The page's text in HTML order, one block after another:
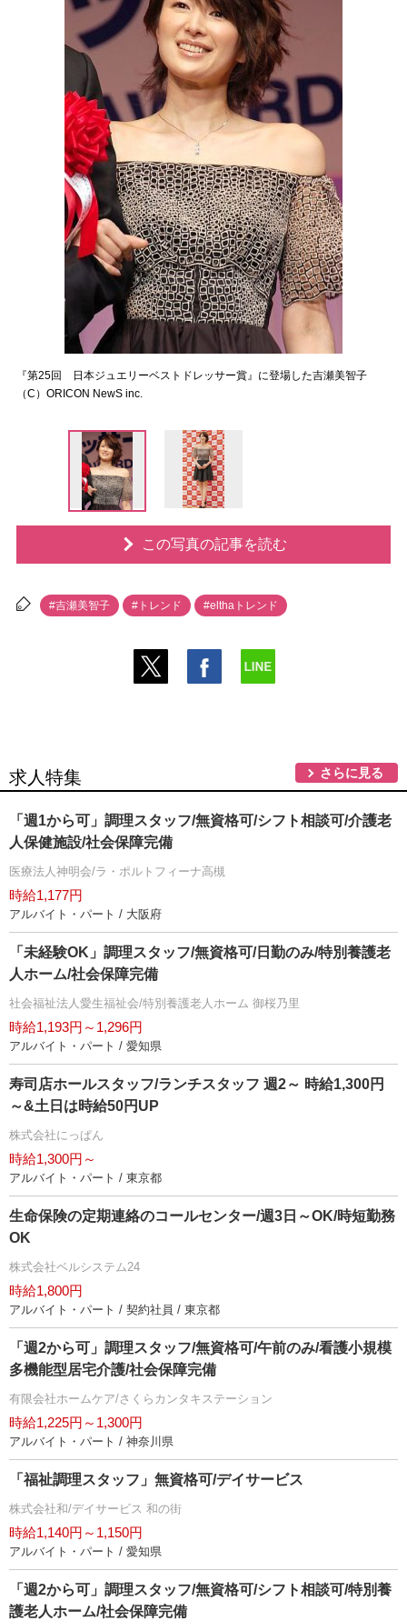
『第25回 日本ジュエリーベストドレッサー賞』に登場した吉瀬美智子
（C）ORICON NewS inc.
この写真の記事を読む
#吉瀬美智子 #トレンド #elthaトレンド
求人特集 さらに見る
「週1から可」調理スタッフ/無資格可/シフト相談可/介護老
人保健施設/社会保障完備
医療法人神明会/ラ・ポルトフィーナ高槻
時給1,177円
アルバイト・パート / 大阪府
「未経験OK」調理スタッフ/無資格可/日勤のみ/特別養護老
人ホーム/社会保障完備
社会福祉法人愛生福祉会/特別養護老人ホーム 御桜乃里
時給1,193円～1,296円
アルバイト・パート / 愛知県
寿司店ホールスタッフ/ランチスタッフ 週2～ 時給1,300円
～&土日は時給50円UP
株式会社にっぱん
時給1,300円～
アルバイト・パート / 東京都
生命保険の定期連絡のコールセンター/週3日～OK/時短勤務
OK
株式会社ベルシステム24
時給1,800円
アルバイト・パート / 契約社員 / 東京都
「週2から可」調理スタッフ/無資格可/午前のみ/看護小規模
多機能型居宅介護/社会保障完備
有限会社ホームケア/さくらカンタキステーション
時給1,225円～1,300円
アルバイト・パート / 神奈川県
「福祉調理スタッフ」無資格可/デイサービス
株式会社和/デイサービス 和の街
時給1,140円～1,150円
アルバイト・パート / 愛知県
「週2から可」調理スタッフ/無資格可/シフト相談可/特別養
護老人ホーム/社会保障完備